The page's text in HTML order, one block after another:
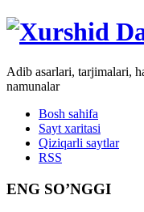
Adib asarlari, tarjimalari,
namunalar
Bosh sahifa
Sayt xaritasi
Qiziqarli saytlar
RSS
ENG SO’NGGI